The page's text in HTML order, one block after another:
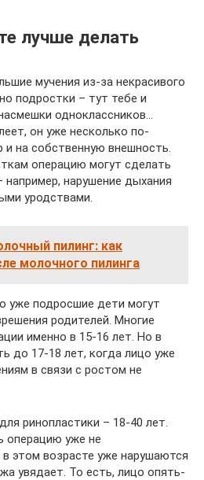
лучше делать
мучения из-за некрасивого
подростки – тут тебе и
одноклассников…
он уже несколько по-
и на собственную внешность.
операцию могут сделать
нарушение дыхания
уродствами.
пилинг: как
молочного пилинга
уже подросшие дети могут
родителей. Многие
именно в 15-16 лет. Но в
до 17-18 лет, когда лицо уже
в связи с ростом не
ринопластики – 18-40 лет.
операцию уже не
этом возрасте уже нарушаются
увядает. То есть, лицо опять-